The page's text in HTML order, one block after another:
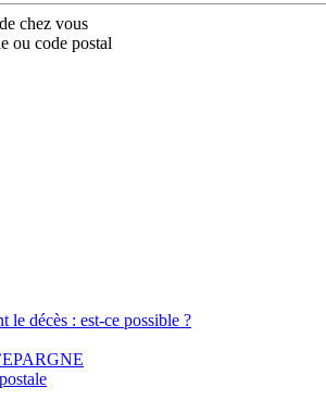
chez vous
ou code postal
le décès : est-ce possible ?